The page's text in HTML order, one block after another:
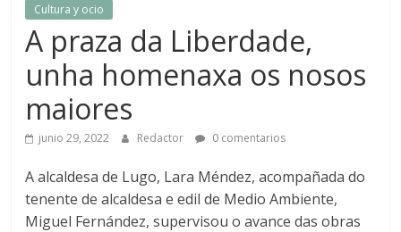
plurar
para
gente
diferente
Cultura y ocio
A praza da Liberdade,
unha homenaxa os nosos
maiores
junio 29, 2022 Redactor 0 comentarios
A alcaldesa de Lugo, Lara Méndez, acompañada do
tenente de alcaldesa e edil de Medio Ambiente,
Miguel Fernández, supervisou o avance das obras